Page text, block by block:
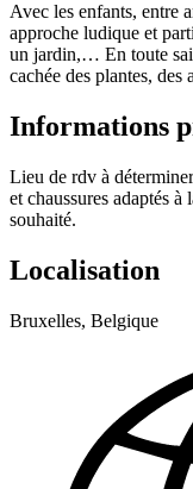
Avec les enfants, entre
approche ludique et
un jardin,… En toute
cachée des plantes,
Informations
Lieu de rdv à
et chaussures adaptés
souhaité.
Localisation
Bruxelles, Belgique